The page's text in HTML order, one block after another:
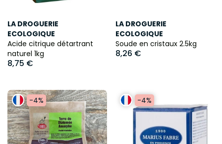
LA DROGUERIE
ECOLOGIQUE
Acide citrique détartrant
naturel 1kg
8,75 €
LA DROGUERIE
ECOLOGIQUE
Soude en cristaux 2.5kg
8,26 €
-4% -4%